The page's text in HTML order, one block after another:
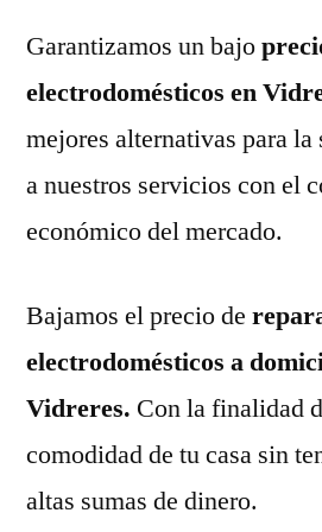
Garantizamos un bajo
electrodomésticos en
mejores alternativas para
a nuestros servicios con el
económico del mercado.
Bajamos el precio de
electrodomésticos a
Vidreres. Con la finalidad
comodidad de tu casa sin
altas sumas de dinero.